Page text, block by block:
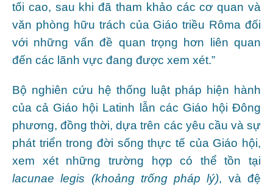
tối cao, sau khi đã tham khảo các cơ quan và
văn phòng hữu trách của Giáo triều Rôma đối
với những vấn đề quan trọng hơn liên quan
đến các lãnh vực đang được xem xét.”
Bộ nghiên cứu hệ thống luật pháp hiện hành
của cả Giáo hội Latinh lẫn các Giáo hội Đông
phương, đồng thời, dựa trên các yêu cầu và sự
phát triển trong đời sống thực tế của Giáo hội,
xem xét những trường hợp có thể tồn tại
lacunae legis
(khoảng trống pháp lý), và đệ